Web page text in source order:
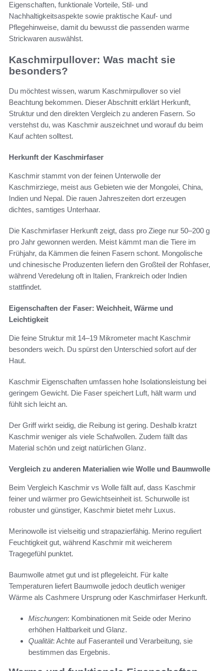
Eigenschaften, funktionale Vorteile, Stil- und
Nachhaltigkeitsaspekte sowie praktische Kauf- und
Pflegehinweise, damit du bewusst die passenden warme
Strickwaren auswählst.
Kaschmirpullover: Was macht sie
besonders?
Du möchtest wissen, warum Kaschmirpullover so viel
Beachtung bekommen. Dieser Abschnitt erklärt Herkunft,
Struktur und den direkten Vergleich zu anderen Fasern. So
verstehst du, was Kaschmir auszeichnet und worauf du beim
Kauf achten solltest.
Herkunft der Kaschmirfaser
Kaschmir stammt von der feinen Unterwolle der
Kaschmirziege, meist aus Gebieten wie der Mongolei, China,
Indien und Nepal. Die rauen Jahreszeiten dort erzeugen
dichtes, samtiges Unterhaar.
Die Kaschmirfaser Herkunft zeigt, dass pro Ziege nur 50–200 g
pro Jahr gewonnen werden. Meist kämmt man die Tiere im
Frühjahr, da Kämmen die feinen Fasern schont. Mongolische
und chinesische Produzenten liefern den Großteil der Rohfaser,
während Veredelung oft in Italien, Frankreich oder Indien
stattfindet.
Eigenschaften der Faser: Weichheit, Wärme und
Leichtigkeit
Die feine Struktur mit 14–19 Mikrometer macht Kaschmir
besonders weich. Du spürst den Unterschied sofort auf der
Haut.
Kaschmir Eigenschaften umfassen hohe Isolationsleistung bei
geringem Gewicht. Die Faser speichert Luft, hält warm und
fühlt sich leicht an.
Der Griff wirkt seidig, die Reibung ist gering. Deshalb kratzt
Kaschmir weniger als viele Schafwollen. Zudem fällt das
Material schön und zeigt natürlichen Glanz.
Vergleich zu anderen Materialien wie Wolle und Baumwolle
Beim Vergleich Kaschmir vs Wolle fällt auf, dass Kaschmir
feiner und wärmer pro Gewichtseinheit ist. Schurwolle ist
robuster und günstiger, Kaschmir bietet mehr Luxus.
Merinowolle ist vielseitig und strapazierfähig. Merino reguliert
Feuchtigkeit gut, während Kaschmir mit weicherem
Tragegefühl punktet.
Baumwolle atmet gut und ist pflegeleicht. Für kalte
Temperaturen liefert Baumwolle jedoch deutlich weniger
Wärme als Cashmere Ursprung oder Kaschmirfaser Herkunft.
Mischungen: Kombinationen mit Seide oder Merino
erhöhen Haltbarkeit und Glanz.
Qualität: Achte auf Faseranteil und Verarbeitung, sie
bestimmen das Ergebnis.